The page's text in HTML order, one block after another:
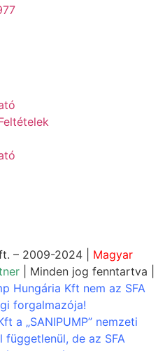
– 2009-2024 | Magyar
| Minden jog fenntartva |
Hungária Kft nem az SFA
forgalmazója!
a „SANIPUMP” nemzeti
de az SFA